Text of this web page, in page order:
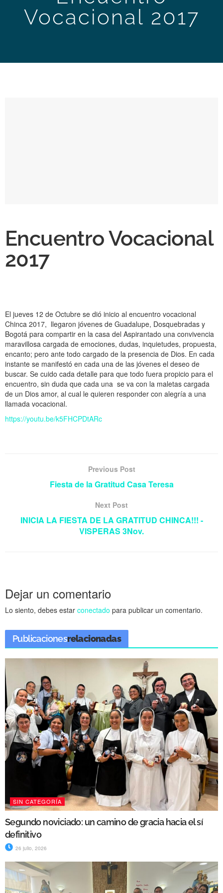
Vocacional 2017
Encuentro Vocacional
2017
El jueves 12 de Octubre se dió inicio al encuentro vocacional
Chinca 2017, llegaron jóvenes de Guadalupe, Dosquebradas y
Bogotá para compartir en la casa del Aspirantado una convivencia
maravillosa cargada de emociones, dudas, inquietudes, propuesta,
encanto; pero ante todo cargado de la presencia de Dios. En cada
instante se manifestó en cada una de las jóvenes el deseo de
buscar. Se cuido cada detalle para que todo fuera propicio para el
encuentro, sin duda que cada una se va con la maletas cargada
de un Dios amor, al cual le quieren responder con alegría a una
llamada vocacional.
https://youtu.be/k5FHCPDtARc
Previous Post
Fiesta de la Gratitud Casa Teresa
Next Post
INICIA LA FIESTA DE LA GRATITUD CHINCA!!! -
VISPERAS 3Nov.
Dejar un comentario
Lo siento, debes estar conectado para publicar un comentario.
Publicacionesrelacionadas
SIN CATEGORÍA
Segundo noviciado: un camino de gracia hacia el sí
definitivo
26 julio, 2026